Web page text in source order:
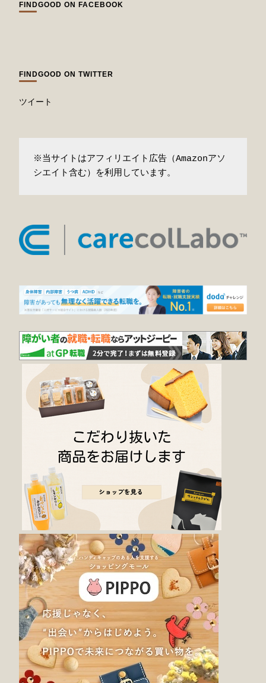
FINDGOOD ON FACEBOOK
FINDGOOD ON TWITTER
ツイート
※当サイトはアフィリエイト広告（Amazonアソ
シエイト含む）を利用しています。